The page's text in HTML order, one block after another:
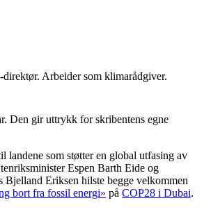
Arbeider som klimarådgiver.
Den gir uttrykk for skribentens egne
landene som støtter en global utfasing av
Espen Barth Eide og
Bjelland Eriksen hilste begge velkommen
bort fra fossil energi» på COP28 i Dubai.